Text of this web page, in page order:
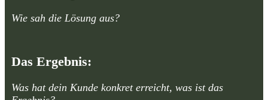
Wie sah die Lösung aus?
Das Ergebnis:
Was hat dein Kunde konkret erreicht, was ist das